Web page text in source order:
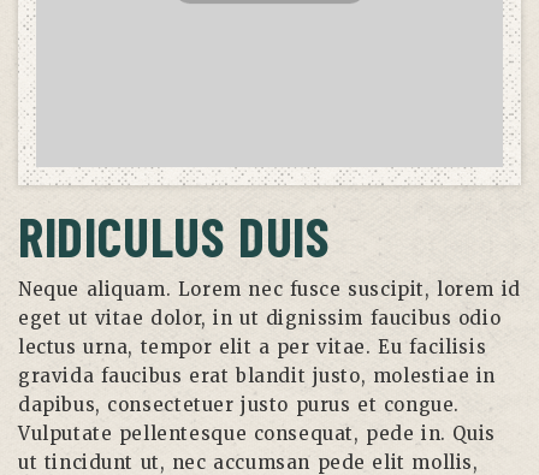
RIDICULUS DUIS
Neque aliquam. Lorem nec fusce suscipit, lorem id
eget ut vitae dolor, in ut dignissim faucibus odio
lectus urna, tempor elit a per vitae. Eu facilisis
gravida faucibus erat blandit justo, molestiae in
dapibus, consectetuer justo purus et congue.
Vulputate pellentesque consequat, pede in. Quis
ut tincidunt ut, nec accumsan pede elit mollis,